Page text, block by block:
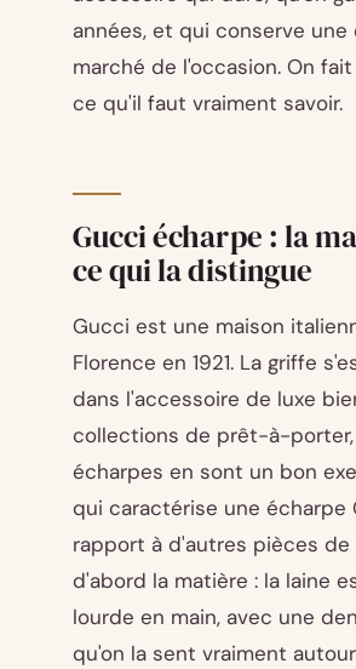
années, et qui conserve
marché de l'occasion. On
ce qu'il faut vraiment savoir.
Gucci écharpe : la
ce qui la distingue
Gucci est une maison
Florence en 1921. La griffe
dans l'accessoire de luxe
collections de prêt-à-
écharpes en sont un bon
qui caractérise une écharpe
rapport à d'autres pièces de
d'abord la matière : la laine
lourde en main, avec une
qu'on la sent vraiment